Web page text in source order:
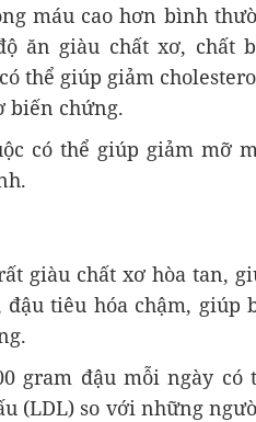
máu cao hơn bình
ăn giàu chất xơ, chất
thể giúp giảm
biến chứng.
có thể giúp giảm mỡ
giàu chất xơ hòa tan,
tiêu hóa chậm, giúp
gram đậu mỗi ngày có
(LDL) so với những